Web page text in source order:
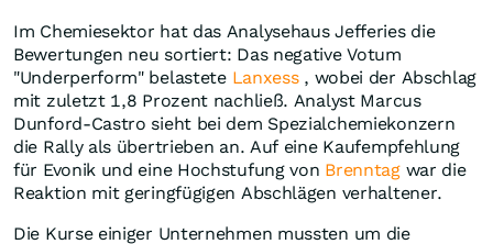
Im Chemiesektor hat das Analysehaus Jefferies die
Bewertungen neu sortiert: Das negative Votum
"Underperform" belastete Lanxess, wobei der Abschlag
mit zuletzt 1,8 Prozent nachließ. Analyst Marcus
Dunford-Castro sieht bei dem Spezialchemiekonzern
die Rally als übertrieben an. Auf eine Kaufempfehlung
für Evonik und eine Hochstufung von Brenntagwar die
Reaktion mit geringfügigen Abschlägen verhaltener.
Die Kurse einiger Unternehmen mussten um die